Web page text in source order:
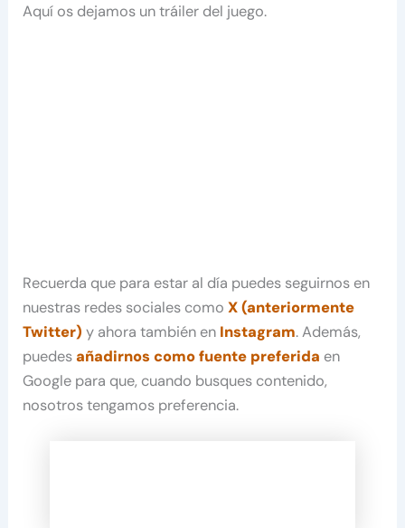
Aquí os dejamos un tráiler del juego.
Recuerda que para estar al día puedes seguirnos en
nuestras redes sociales comoX (anteriormente
Twitter) y ahora también en Instagram. Además,
puedesañadirnos como fuente preferida en
Google para que, cuando busques contenido,
nosotros tengamos preferencia.